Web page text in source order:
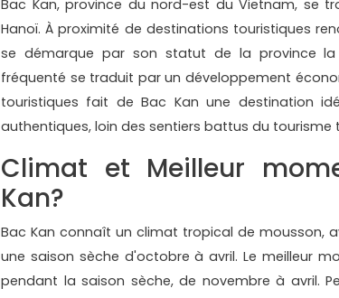
Bac Kan, province du nord-est du Vietnam, se
Hanoï. À proximité de destinations touristiques
se démarque par son statut de la province
fréquenté se traduit par un développement
touristiques fait de Bac Kan une destination
authentiques, loin des sentiers battus du tourisme
Climat et Meilleur
Kan?
Bac Kan connaît un climat tropical de mousson,
une saison sèche d'octobre à avril. Le meilleur
pendant la saison sèche, de novembre à avril.